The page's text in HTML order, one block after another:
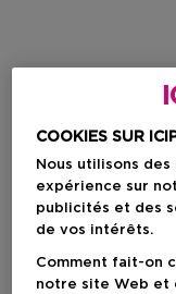
COOKIES SUR
Nous utilisons
expérience sur
publicités et des
de vos intérêts.
Comment fait-on
notre site Web et